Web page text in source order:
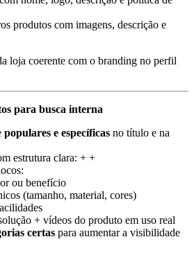
produtos com imagens, descrição e
loja coerente com o branding no perfil
para busca interna
populares e específicas no título e na
estrutura clara: + +
ou benefício
(tamanho, material, cores)
+ vídeos do produto em uso real
certas para aumentar a visibilidade